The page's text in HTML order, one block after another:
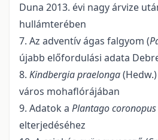
Duna 2013. évi nagy árvize
hullámterében
7. Az adventív ágas falgyom (
újabb előfordulási adata
8. Kindbergia praelonga
város mohaflórájában
9. Adatok a Plantago coronopus
elterjedéséhez